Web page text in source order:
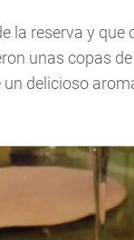
la reserva y
unas copas
delicioso